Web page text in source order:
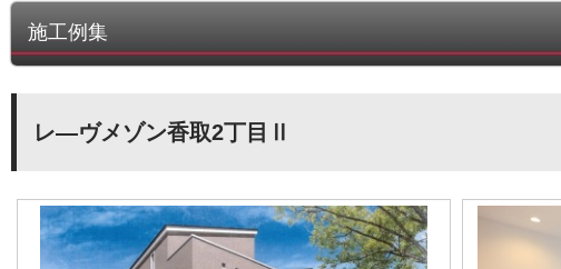
施工例集
レ―ヴメゾン香取2丁目Ⅱ